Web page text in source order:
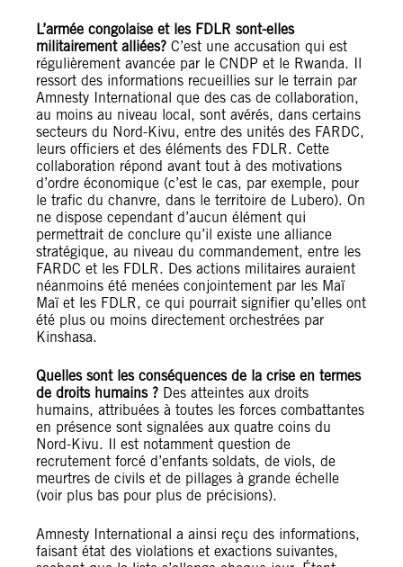
L’armée congolaise et les FDLR sont-elles
militairement alliées? C’est une accusation qui est
régulièrement avancée par le CNDP et le Rwanda. Il
ressort des informations recueillies sur le terrain par
Amnesty International que des cas de collaboration,
au moins au niveau local, sont avérés, dans certains
secteurs du Nord-Kivu, entre des unités des FARDC,
leurs officiers et des éléments des FDLR. Cette
collaboration répond avant tout à des motivations
d’ordre économique (c’est le cas, par exemple, pour
le trafic du chanvre, dans le territoire de Lubero). On
ne dispose cependant d’aucun élément qui
permettrait de conclure qu’il existe une alliance
stratégique, au niveau du commandement, entre les
FARDC et les FDLR. Des actions militaires auraient
néanmoins été menées conjointement par les Maï
Maï et les FDLR, ce qui pourrait signifier qu’elles ont
été plus ou moins directement orchestrées par
Kinshasa.
Quelles sont les conséquences de la crise en termes
de droits humains ? Des atteintes aux droits
humains, attribuées à toutes les forces combattantes
en présence sont signalées aux quatre coins du
Nord-Kivu. Il est notamment question de
recrutement forcé d’enfants soldats, de viols, de
meurtres de civils et de pillages à grande échelle
(voir plus bas pour plus de précisions).
Amnesty International a ainsi reçu des informations,
faisant état des violations et exactions suivantes,